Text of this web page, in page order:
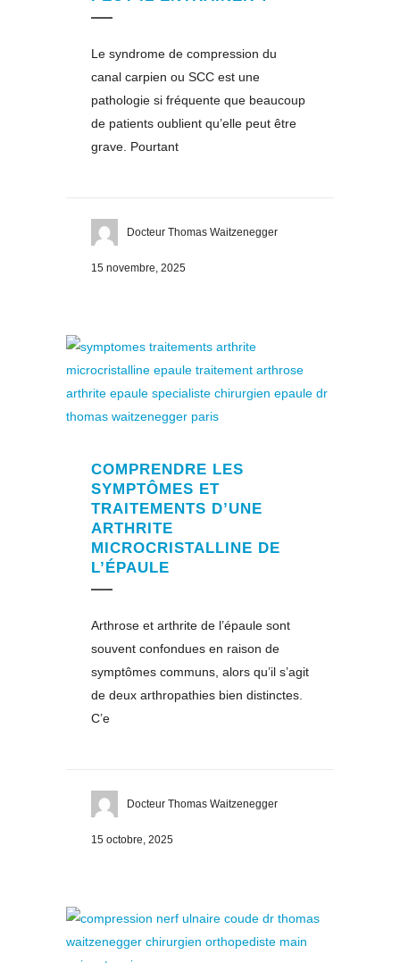
Le syndrome de compression du
canal carpien ou SCC est une
pathologie si fréquente que beaucoup
de patients oublient qu’elle peut être
grave. Pourtant
Docteur Thomas Waitzenegger
15 novembre, 2025
COMPRENDRE LES
SYMPTÔMES ET
TRAITEMENTS D’UNE
ARTHRITE
MICROCRISTALLINE DE
L’ÉPAULE
Arthrose et arthrite de l’épaule sont
souvent confondues en raison de
symptômes communs, alors qu’il s’agit
de deux arthropathies bien distinctes.
C’e
Docteur Thomas Waitzenegger
15 octobre, 2025